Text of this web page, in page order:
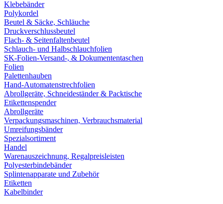
Klebebänder
Polykordel
Beutel & Säcke, Schläuche
Druckverschlussbeutel
Flach- & Seitenfaltenbeutel
Schlauch- und Halbschlauchfolien
SK-Folien-Versand-, & Dokumententaschen
Folien
Palettenhauben
Hand-Automatenstrechfolien
Abrollgeräte, Schneideständer & Packtische
Etikettenspender
Abrollgeräte
Verpackungsmaschinen, Verbrauchsmaterial
Umreifungsbänder
Spezialsortiment
Handel
Warenauszeichnung, Regalpreisleisten
Polyesterbindebänder
Splintenapparate und Zubehör
Etiketten
Kabelbinder